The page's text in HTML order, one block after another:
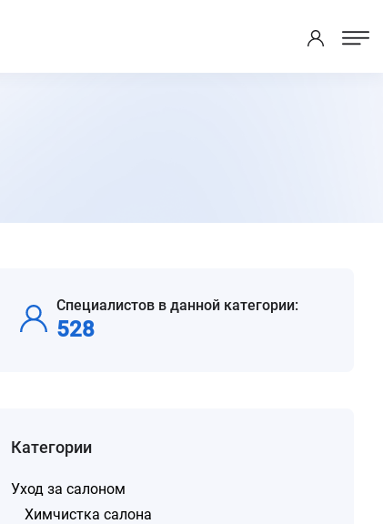
Специалистов в данной категории:
528
Категории
Уход за салоном
Химчистка салона